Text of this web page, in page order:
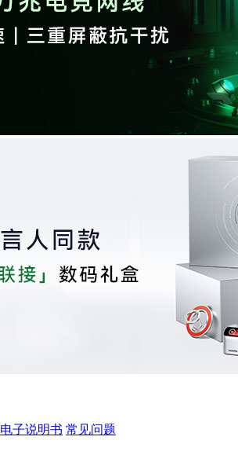
电子说明书 常见问题